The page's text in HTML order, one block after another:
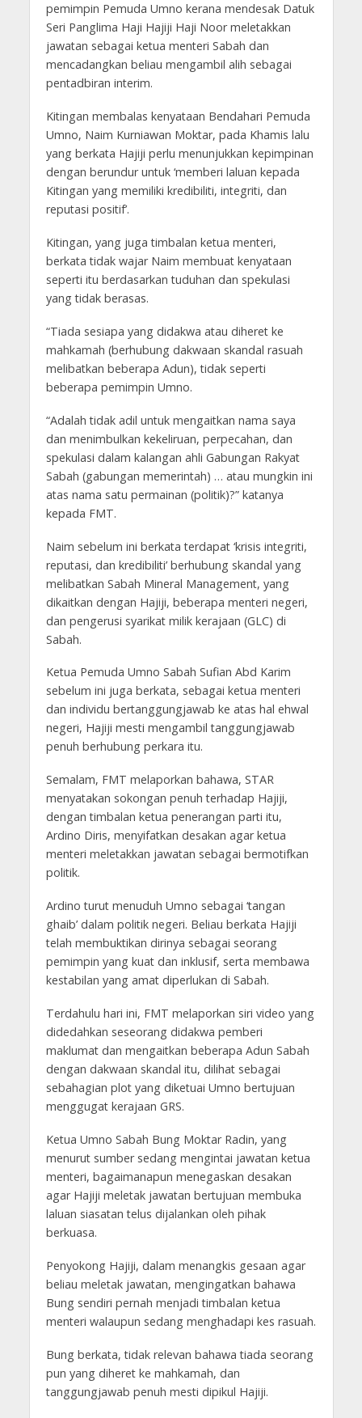
pemimpin Pemuda Umno kerana mendesak Datuk
Seri Panglima Haji Hajiji Haji Noor meletakkan
jawatan sebagai ketua menteri Sabah dan
mencadangkan beliau mengambil alih sebagai
pentadbiran interim.
Kitingan membalas kenyataan Bendahari Pemuda
Umno, Naim Kurniawan Moktar, pada Khamis lalu
yang berkata Hajiji perlu menunjukkan kepimpinan
dengan berundur untuk ‘memberi laluan kepada
Kitingan yang memiliki kredibiliti, integriti, dan
reputasi positif’.
Kitingan, yang juga timbalan ketua menteri,
berkata tidak wajar Naim membuat kenyataan
seperti itu berdasarkan tuduhan dan spekulasi
yang tidak berasas.
“Tiada sesiapa yang didakwa atau diheret ke
mahkamah (berhubung dakwaan skandal rasuah
melibatkan beberapa Adun), tidak seperti
beberapa pemimpin Umno.
“Adalah tidak adil untuk mengaitkan nama saya
dan menimbulkan kekeliruan, perpecahan, dan
spekulasi dalam kalangan ahli Gabungan Rakyat
Sabah (gabungan memerintah) … atau mungkin ini
atas nama satu permainan (politik)?” katanya
kepada FMT.
Naim sebelum ini berkata terdapat ‘krisis integriti,
reputasi, dan kredibiliti’ berhubung skandal yang
melibatkan Sabah Mineral Management, yang
dikaitkan dengan Hajiji, beberapa menteri negeri,
dan pengerusi syarikat milik kerajaan (GLC) di
Sabah.
Ketua Pemuda Umno Sabah Sufian Abd Karim
sebelum ini juga berkata, sebagai ketua menteri
dan individu bertanggungjawab ke atas hal ehwal
negeri, Hajiji mesti mengambil tanggungjawab
penuh berhubung perkara itu.
Semalam, FMT melaporkan bahawa, STAR
menyatakan sokongan penuh terhadap Hajiji,
dengan timbalan ketua penerangan parti itu,
Ardino Diris, menyifatkan desakan agar ketua
menteri meletakkan jawatan sebagai bermotifkan
politik.
Ardino turut menuduh Umno sebagai ‘tangan
ghaib’ dalam politik negeri. Beliau berkata Hajiji
telah membuktikan dirinya sebagai seorang
pemimpin yang kuat dan inklusif, serta membawa
kestabilan yang amat diperlukan di Sabah.
Terdahulu hari ini, FMT melaporkan siri video yang
didedahkan seseorang didakwa pemberi
maklumat dan mengaitkan beberapa Adun Sabah
dengan dakwaan skandal itu, dilihat sebagai
sebahagian plot yang diketuai Umno bertujuan
menggugat kerajaan GRS.
Ketua Umno Sabah Bung Moktar Radin, yang
menurut sumber sedang mengintai jawatan ketua
menteri, bagaimanapun menegaskan desakan
agar Hajiji meletak jawatan bertujuan membuka
laluan siasatan telus dijalankan oleh pihak
berkuasa.
Penyokong Hajiji, dalam menangkis gesaan agar
beliau meletak jawatan, mengingatkan bahawa
Bung sendiri pernah menjadi timbalan ketua
menteri walaupun sedang menghadapi kes rasuah.
Bung berkata, tidak relevan bahawa tiada seorang
pun yang diheret ke mahkamah, dan
tanggungjawab penuh mesti dipikul Hajiji.